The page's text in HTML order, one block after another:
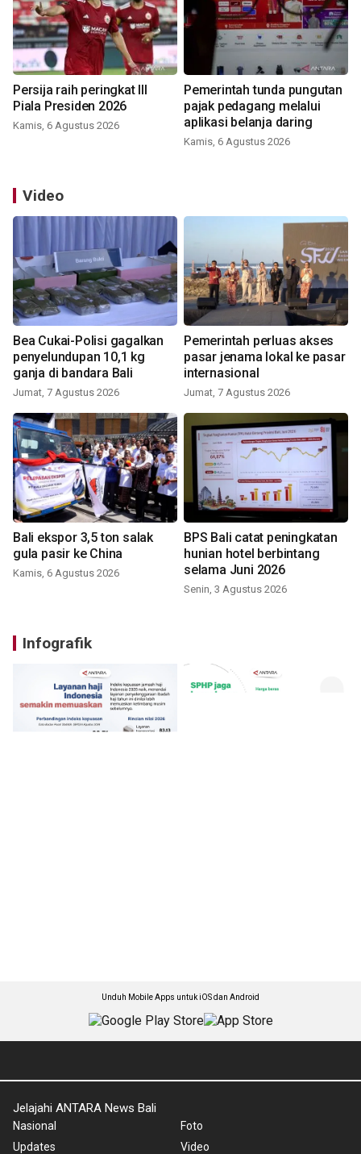
Persija raih peringkat III
Piala Presiden 2026
Kamis, 6 Agustus 2026
Pemerintah tunda pungutan
pajak pedagang melalui
aplikasi belanja daring
Kamis, 6 Agustus 2026
Video
Bea Cukai-Polisi gagalkan
penyelundupan 10,1 kg
ganja di bandara Bali
Jumat, 7 Agustus 2026
Pemerintah perluas akses
pasar jenama lokal ke pasar
internasional
Jumat, 7 Agustus 2026
Bali ekspor 3,5 ton salak
gula pasir ke China
Kamis, 6 Agustus 2026
BPS Bali catat peningkatan
hunian hotel berbintang
selama Juni 2026
Senin, 3 Agustus 2026
Infografik
Unduh Mobile Apps untuk iOS dan Android
Jelajahi ANTARA News Bali
Nasional
Updates
Foto
Video